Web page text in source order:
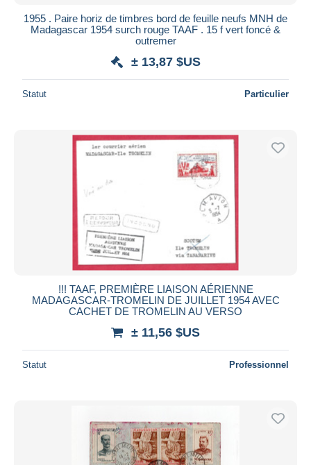
1955 . Paire horiz de timbres bord de feuille neufs MNH de
Madagascar 1954 surch rouge TAAF . 15 f vert foncé &
outremer
± 13,87 $US
Statut Particulier
!!! TAAF, PREMIÈRE LIAISON AÉRIENNE
MADAGASCAR-TROMELIN DE JUILLET 1954 AVEC
CACHET DE TROMELIN AU VERSO
± 11,56 $US
Statut Professionnel